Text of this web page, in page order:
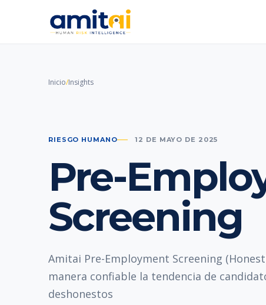
Inicio/Insights
RIESGO HUMANO 12 DE MAYO DE 2025
Pre-
Screening
Amitai Pre-Employment Screening
manera confiable la tendencia de
deshonestos